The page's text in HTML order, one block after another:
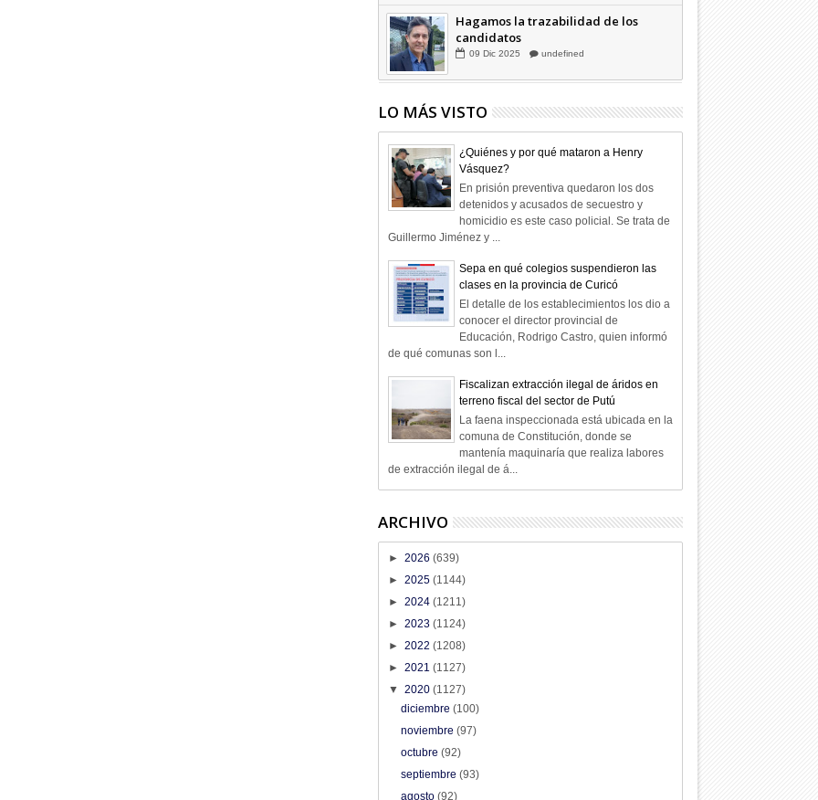
Hagamos la trazabilidad de los
candidatos
09 Dic 2025 undefined
LO MÁS VISTO
¿Quiénes y por qué mataron a Henry
Vásquez?
En prisión preventiva quedaron los dos
detenidos y acusados de secuestro y
homicidio es este caso policial. Se trata de
Guillermo Jiménez y ...
Sepa en qué colegios suspendieron las
clases en la provincia de Curicó
El detalle de los establecimientos los dio a
conocer el director provincial de
Educación, Rodrigo Castro, quien informó
de qué comunas son l...
Fiscalizan extracción ilegal de áridos en
terreno fiscal del sector de Putú
La faena inspeccionada está ubicada en la
comuna de Constitución, donde se
mantenía maquinaría que realiza labores
de extracción ilegal de á...
ARCHIVO
► 2026 (639)
► 2025 (1144)
► 2024 (1211)
► 2023 (1124)
► 2022 (1208)
► 2021 (1127)
▼ 2020 (1127)
diciembre(100)
noviembre(97)
octubre(92)
septiembre(93)
agosto(92)